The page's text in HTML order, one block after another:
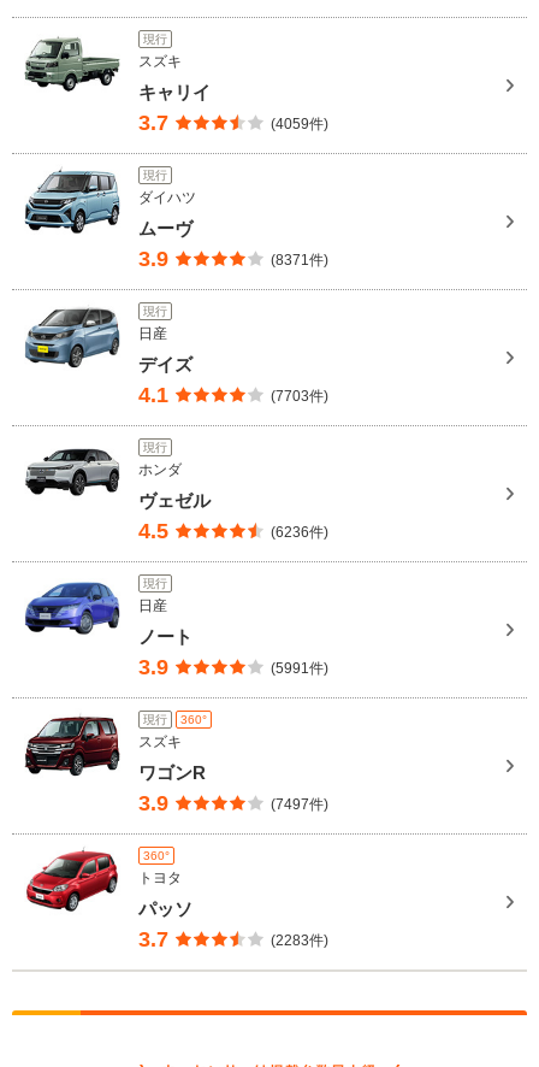
現行
スズキ
キャリイ
3.7 (4059件)
現行
ダイハツ
ムーヴ
3.9 (8371件)
現行
日産
デイズ
4.1 (7703件)
現行
ホンダ
ヴェゼル
4.5 (6236件)
現行
日産
ノート
3.9 (5991件)
現行 360°
スズキ
ワゴンR
3.9 (7497件)
360°
トヨタ
パッソ
3.7 (2283件)